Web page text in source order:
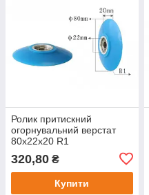
Ролик притискний
огорнувальний верстат
80x22x20 R1
320,80 ₴
Купити